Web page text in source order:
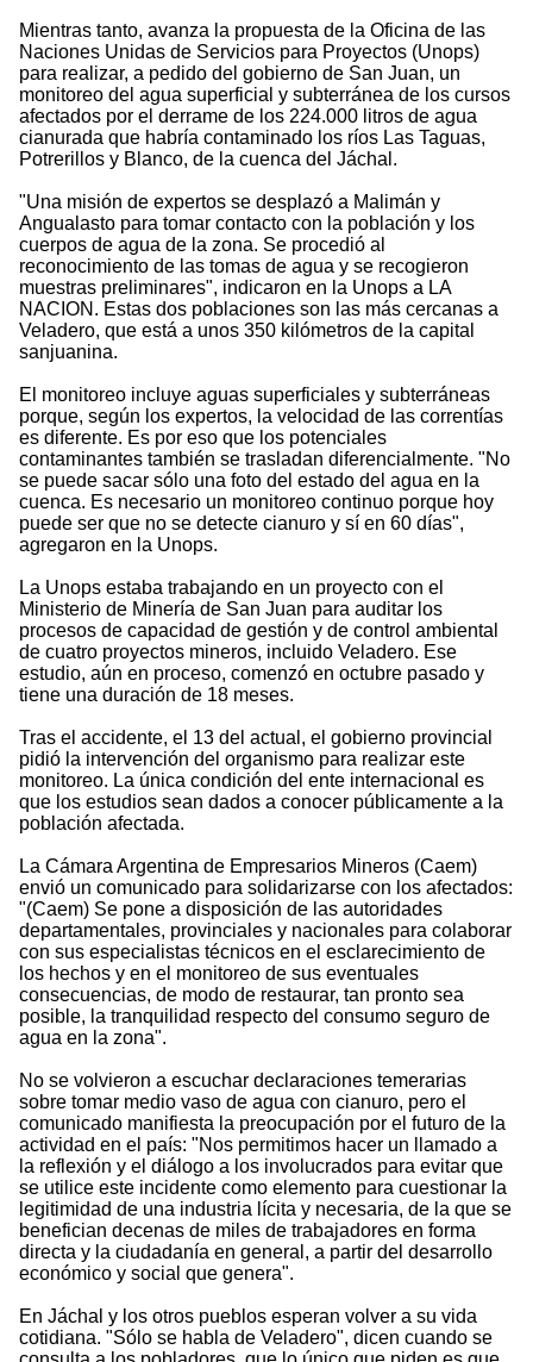
Mientras tanto, avanza la propuesta de la Oficina de las
Naciones Unidas de Servicios para Proyectos (Unops)
para realizar, a pedido del gobierno de San Juan, un
monitoreo del agua superficial y subterránea de los cursos
afectados por el derrame de los 224.000 litros de agua
cianurada que habría contaminado los ríos Las Taguas,
Potrerillos y Blanco, de la cuenca del Jáchal.
"Una misión de expertos se desplazó a Malimán y
Angualasto para tomar contacto con la población y los
cuerpos de agua de la zona. Se procedió al
reconocimiento de las tomas de agua y se recogieron
muestras preliminares", indicaron en la Unops a LA
NACION. Estas dos poblaciones son las más cercanas a
Veladero, que está a unos 350 kilómetros de la capital
sanjuanina.
El monitoreo incluye aguas superficiales y subterráneas
porque, según los expertos, la velocidad de las correntías
es diferente. Es por eso que los potenciales
contaminantes también se trasladan diferencialmente. "No
se puede sacar sólo una foto del estado del agua en la
cuenca. Es necesario un monitoreo continuo porque hoy
puede ser que no se detecte cianuro y sí en 60 días",
agregaron en la Unops.
La Unops estaba trabajando en un proyecto con el
Ministerio de Minería de San Juan para auditar los
procesos de capacidad de gestión y de control ambiental
de cuatro proyectos mineros, incluido Veladero. Ese
estudio, aún en proceso, comenzó en octubre pasado y
tiene una duración de 18 meses.
Tras el accidente, el 13 del actual, el gobierno provincial
pidió la intervención del organismo para realizar este
monitoreo. La única condición del ente internacional es
que los estudios sean dados a conocer públicamente a la
población afectada.
La Cámara Argentina de Empresarios Mineros (Caem)
envió un comunicado para solidarizarse con los afectados:
"(Caem) Se pone a disposición de las autoridades
departamentales, provinciales y nacionales para colaborar
con sus especialistas técnicos en el esclarecimiento de
los hechos y en el monitoreo de sus eventuales
consecuencias, de modo de restaurar, tan pronto sea
posible, la tranquilidad respecto del consumo seguro de
agua en la zona".
No se volvieron a escuchar declaraciones temerarias
sobre tomar medio vaso de agua con cianuro, pero el
comunicado manifiesta la preocupación por el futuro de la
actividad en el país: "Nos permitimos hacer un llamado a
la reflexión y el diálogo a los involucrados para evitar que
se utilice este incidente como elemento para cuestionar la
legitimidad de una industria lícita y necesaria, de la que se
benefician decenas de miles de trabajadores en forma
directa y la ciudadanía en general, a partir del desarrollo
económico y social que genera".
En Jáchal y los otros pueblos esperan volver a su vida
cotidiana. "Sólo se habla de Veladero", dicen cuando se